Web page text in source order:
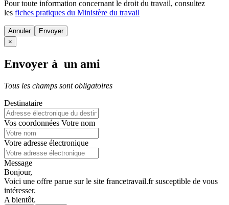
Pour toute information concernant le droit du travail, consultez
les fiches pratiques du Ministère du travail
Annuler
×
Envoyer à un ami
Tous les champs sont obligatoires
Destinataire
Vos coordonnées Votre nom
Votre adresse électronique
Message
Bonjour,
Voici une offre parue sur le site francetravail.fr susceptible de vous
intéresser.
A bientôt.